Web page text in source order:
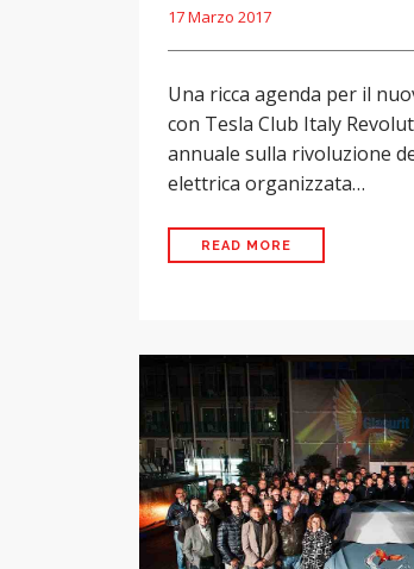
17 Marzo 2017
Una ricca agenda per il
con Tesla Club Italy
annuale sulla rivoluzione
elettrica organizzata…
READ MORE